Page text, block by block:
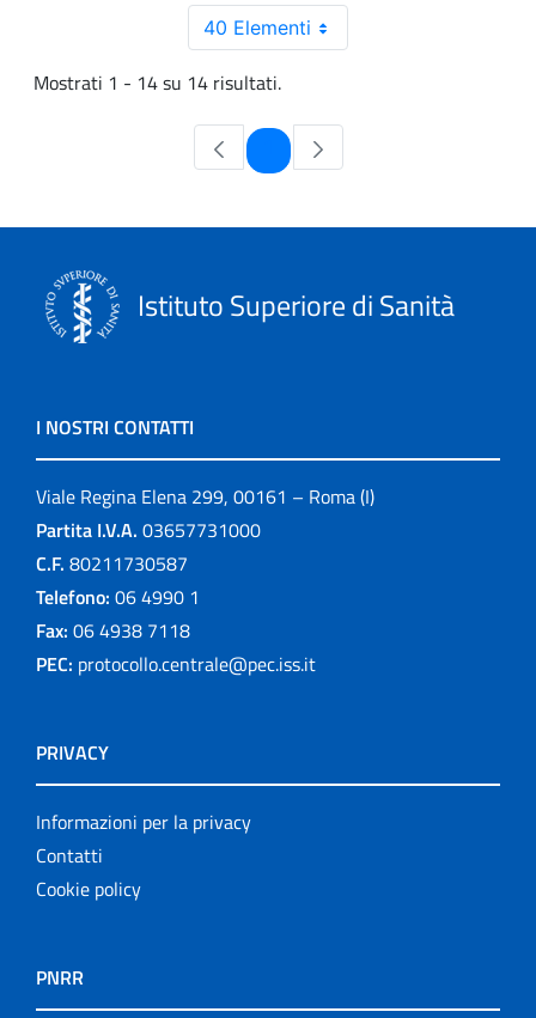
40 Elementi
Mostrati 1 - 14 su 14 risultati.
Pagina
Istituto Superiore di Sanità
I NOSTRI CONTATTI
Viale Regina Elena 299, 00161 – Roma (I)
Partita I.V.A. 03657731000
C.F. 80211730587
Telefono: 06 4990 1
Fax: 06 4938 7118
PEC: protocollo.centrale@pec.iss.it
PRIVACY
Informazioni per la privacy
Contatti
Cookie policy
PNRR